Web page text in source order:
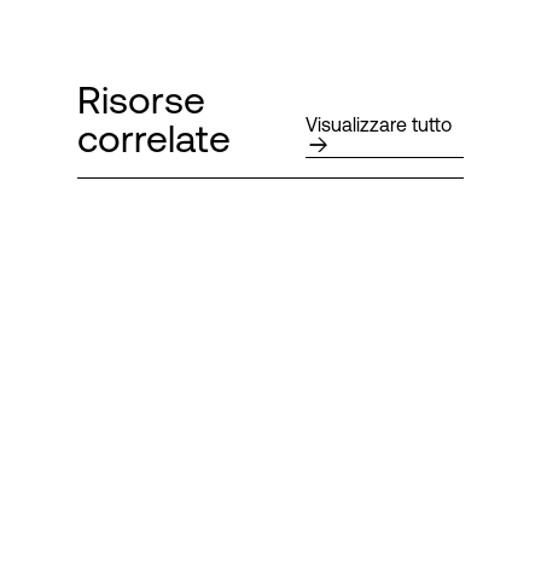
Risorse
correlate
Visualizzare tutto